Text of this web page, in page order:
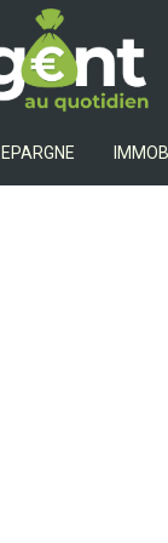
EPARGNE